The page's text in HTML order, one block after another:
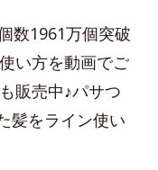
数1961万個突破
い方を動画でご
販売中♪パサつ
髪をライン使い